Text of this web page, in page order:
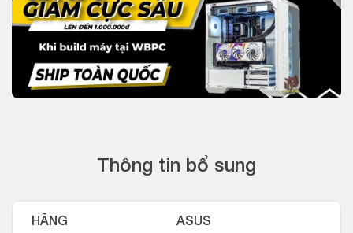
Thông tin bổ sung
HÃNG ASUS